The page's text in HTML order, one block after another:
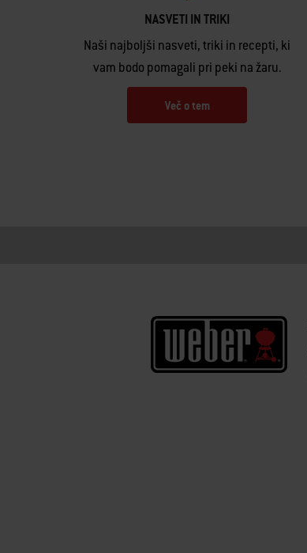
NASVETI IN TRIKI
Naši najboljši nasveti, triki in recepti, ki
vam bodo pomagali pri peki na žaru.
Več o tem